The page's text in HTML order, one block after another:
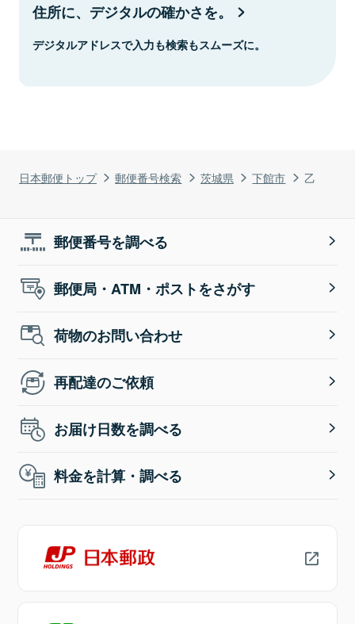
日本郵便トップ 郵便番号検索 茨城県 下館市 乙
住所に、デジタルの確かさを。
デジタルアドレスで入力も検索もスムーズに。
郵便番号を調べる
郵便局・ATM・ポストをさがす
荷物のお問い合わせ
再配達のご依頼
お届け日数を調べる
料金を計算・調べる